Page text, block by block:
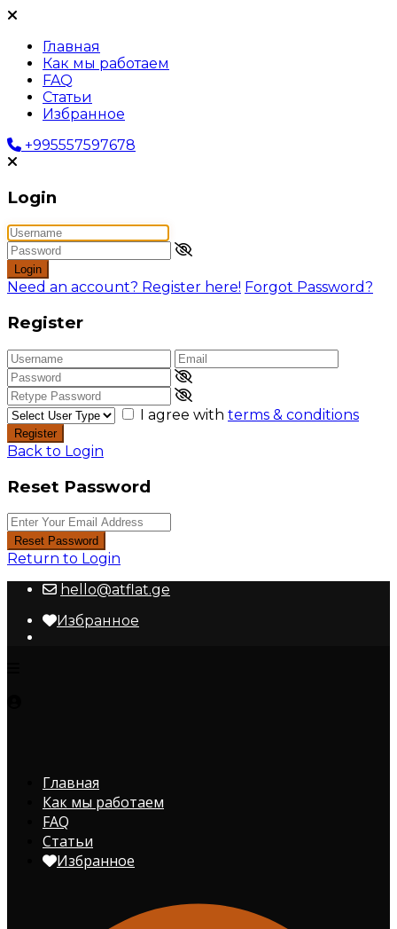
Главная
Как мы работаем
FAQ
Статьи
Избранное
+995557597678
Login
Login
Need an account? Register here! Forgot Password?
Register
I agree with terms & conditions
Register
Back to Login
Reset Password
Reset Password
Return to Login
hello@atflat.ge
Избранное
Главная
Как мы работаем
FAQ
Статьи
Избранное